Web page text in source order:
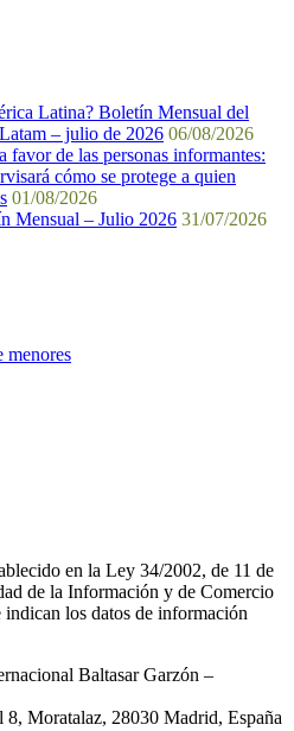
Latina? Boletín Mensual del
– julio de 2026 06/08/2026
favor de las personas informantes:
cómo se protege a quien
01/08/2026
Mensual – Julio 2026 31/07/2026
menores
en la Ley 34/2002, de 11 de
de la Información y de Comercio
los datos de información
Baltasar Garzón –
Moratalaz, 28030 Madrid, España